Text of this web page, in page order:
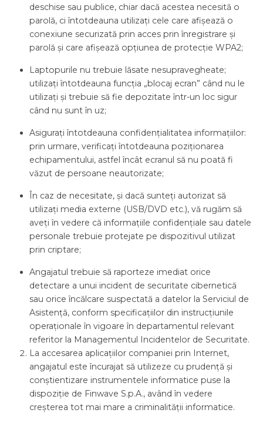
deschise sau publice, chiar dacă acestea necesită o
parolă, ci întotdeauna utilizați cele care afișează o
conexiune securizată prin acces prin înregistrare și
parolă și care afișează opțiunea de protecție WPA2;
Laptopurile nu trebuie lăsate nesupravegheate;
utilizați întotdeauna funcția „blocaj ecran” când nu le
utilizați și trebuie să fie depozitate într-un loc sigur
când nu sunt în uz;
Asigurați întotdeauna confidențialitatea informațiilor:
prin urmare, verificați întotdeauna poziționarea
echipamentului, astfel încât ecranul să nu poată fi
văzut de persoane neautorizate;
În caz de necesitate, și dacă sunteți autorizat să
utilizați media externe (USB/DVD etc.), vă rugăm să
aveți în vedere că informațiile confidențiale sau datele
personale trebuie protejate pe dispozitivul utilizat
prin criptare;
Angajatul trebuie să raporteze imediat orice
detectare a unui incident de securitate cibernetică
sau orice încălcare suspectată a datelor la Serviciul de
Asistență, conform specificațiilor din instrucțiunile
operaționale în vigoare în departamentul relevant
referitor la Managementul Incidentelor de Securitate.
La accesarea aplicațiilor companiei prin Internet,
angajatul este încurajat să utilizeze cu prudență și
conștientizare instrumentele informatice puse la
dispoziție de Finwave S.p.A., având în vedere
creșterea tot mai mare a criminalității informatice.